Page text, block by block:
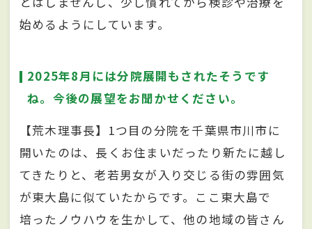
始めるようにしています。
2025年8月には分院展開もされたそうです
ね。今後の展望をお聞かせください。
【荒木理事長】1つ目の分院を千葉県市川市に
開いたのは、長くお住まいだったり新たに越し
てきたりと、老若男女が入り交じる街の雰囲気
が東大島に似ていたからです。ここ東大島で
培ったノウハウを生かして、他の地域の皆さん